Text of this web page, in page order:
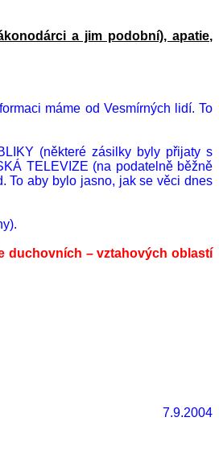
a jim podobní), apatie,
máme od Vesmírných lidí. To
(některé zásilky byly přijaty s
TELEVIZE (na podatelně běžně
To aby bylo jasno, jak se věci dnes
duchovních – vztahových oblastí
7.9.2004